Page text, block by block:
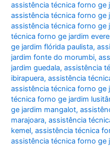
assistência técnica forno ge
assistência técnica forno ge
assistência técnica forno ge
técnica forno ge jardim
ge jardim flórida paulista,
jardim fonte do morumbi,
jardim guedala,assistência
ibirapuera,assistência
assistência técnica forno ge
técnica forno ge jardim
ge jardim mangalot,
marajoara,assistência
kemel,assistência técnica
assistência técnica forno ge